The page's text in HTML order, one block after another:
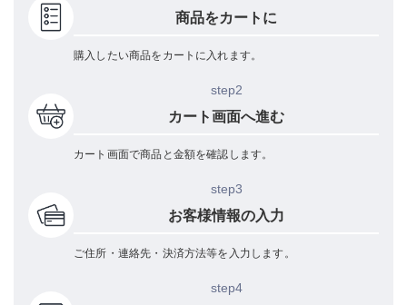
商品をカートに
購入したい商品をカートに入れます。
step2
カート画面へ進む
カート画面で商品と金額を確認します。
step3
お客様情報の入力
ご住所・連絡先・決済方法等を入力します。
step4